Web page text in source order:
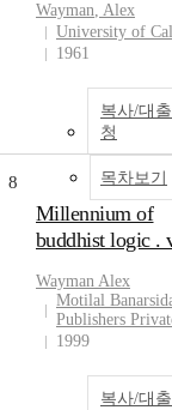
Wayman, Alex
University of
1961
복사/대
청
목차보기
8
Millennium of
buddhist logic .
Wayman Alex
Motilal
Publishers
1999
복사/대